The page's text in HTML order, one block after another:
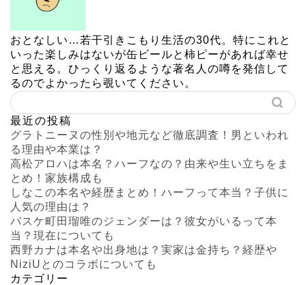
おとなしい…若干引きこもり生活の30代。特にこれと
いった楽しみはないが缶ビールと柿ピーがあれば幸せ
と思える。ひっくり返るような著名人の噂を発信して
るのでよかったら覗いてください。
最近の投稿
グラトニーヌの性別や地元など徹底調査！男といわれ
る理由や本業は？
高松アロハは本名？ハーフなの？由来や生い立ちをま
とめ！家族構成も
しなこの本名や経歴まとめ！ハーフって本当？子供に
人気の理由は？
バスケ町田瑠唯のジェンダーは？彼女がいるって本
当？現在についても
西野カナは本名や出身地は？実家は金持ち？経歴や
NiziUとのコラボについても
カテゴリー